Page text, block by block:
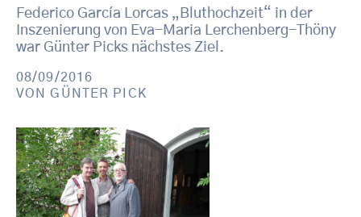
Federico García Lorcas „Bluthochzeit“ in der
Inszenierung von Eva-Maria Lerchenberg-Thöny
war Günter Picks nächstes Ziel.
08/09/2016
VONGÜNTER PICK